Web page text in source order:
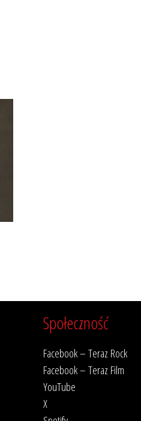
Społeczność
Facebook – Teraz Rock
Facebook – Teraz Film
YouTube
X